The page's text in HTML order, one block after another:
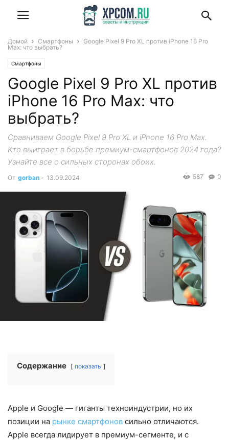
Домой Смартфоны
Google Pixel 9 Pro XL против iPhone 16 Pro
Max: что выбрать?
Смартфоны
Google Pixel 9 Pro XL против
iPhone 16 Pro Max: что
выбрать?
Сравниваем Google Pixel 9 Pro XL и iPhone 16 Pro Max.
Кто выиграет в борьбе премиум-смартфонов 2024 года?
Узнайте все о сильных сторонах обоих.
От gorban - 13.09.2024 0
587
Содержание показать
Apple и Google — гиганты техноиндустрии, но их
позиции на рынке смартфонов сильно отличаются.
Apple всегда лидирует в премиум-сегменте, и с